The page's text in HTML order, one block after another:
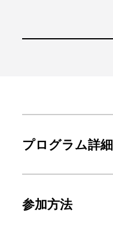
プログラム詳細
参加方法